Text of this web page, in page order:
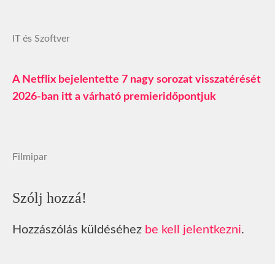
IT és Szoftver
A Netflix bejelentette 7 nagy sorozat visszatérését
2026-ban itt a várható premieridőpontjuk
Filmipar
Szólj hozzá!
Hozzászólás küldéséhez be kell jelentkezni.